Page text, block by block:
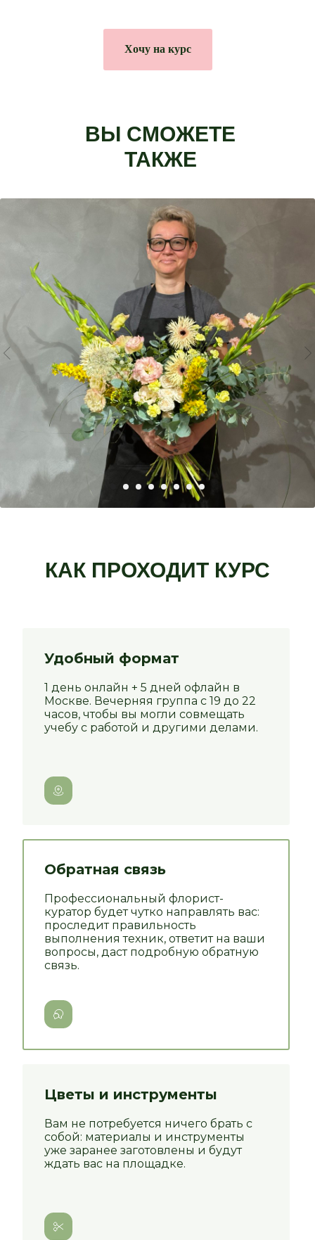
Хочу на курс
ВЫ СМОЖЕТЕ
ТАКЖЕ
Цветы и инструменты
Вам не потребуется ничего брать с
собой: материалы и инструменты
уже заранее заготовлены и будут
ждать вас на площадке.
Обратная связь
Профессиональный флорист-
куратор будет чутко направлять вас:
проследит правильность
выполнения техник, ответит на ваши
вопросы, даст подробную обратную
связь.
КАК ПРОХОДИТ КУРС
Удобный формат
1 день онлайн + 5 дней офлайн в
Москве. Вечерняя группа с 19 до 22
часов, чтобы вы могли совмещать
учебу с работой и другими делами.